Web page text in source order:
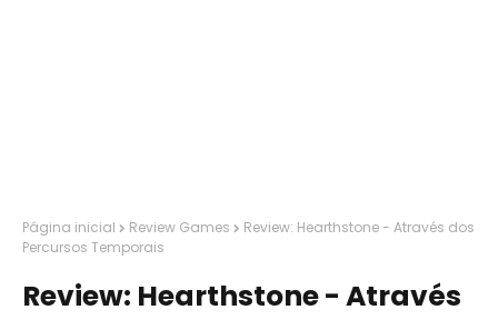
Página inicial Review Games
Review: Hearthstone - Através dos
Percursos Temporais
Review: Hearthstone - Através